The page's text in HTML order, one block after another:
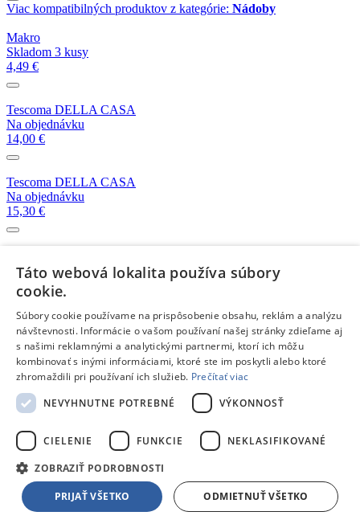
Viac kompatibilných produktov z kategórie: Nádoby
Makro
Skladom 3 kusy
4,49 €
Tescoma DELLA CASA
Na objednávku
14,00 €
Tescoma DELLA CASA
Na objednávku
15,30 €
Na objednávku
15,20 €
Tescoma DELLA CASA
Skladom 1 kus
14,50 €
Tescoma DELÍCIA
Na objednávku
40,70 €
Tescoma DELÍCIA
Skladom 4 kusy
11,60 €
Táto webová lokalita používa súbory
cookie.
Súbory cookie používame na prispôsobenie obsahu, reklám a analýzu
návštevnosti. Informácie o vašom používaní našej stránky zdieľame aj
s našimi reklamnými a analytickými partnermi, ktorí ich môžu
kombinovať s inými informáciami, ktoré ste im poskytli alebo ktoré
zhromaždili pri používaní ich služieb. Prečítať viac
NEVYHNUTNE POTREBNÉ
VÝKONNOSŤ
CIELENIE FUNKCIE NEKLASIFIKOVANÉ
ZOBRAZIŤ PODROBNOSTI
PRIJAŤ VŠETKO ODMIETNUŤ VŠETKO